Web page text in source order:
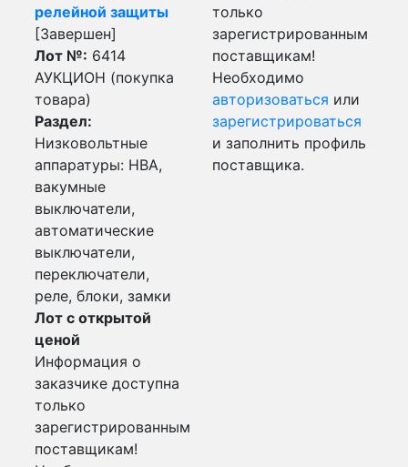
релейной защиты
[Завершен]
Лот №: 6414
АУКЦИОН (покупка
товара)
Раздел:
Низковольтные
аппаратуры: НВА,
вакумные
выключатели,
автоматические
выключатели,
переключатели,
реле, блоки, замки
Лот с открытой
ценой
Информация о
заказчике доступна
только
зарегистрированным
поставщикам!
только
зарегистрированным
поставщикам!
Необходимо
авторизоваться или
зарегистрироваться
и заполнить профиль
поставщика.